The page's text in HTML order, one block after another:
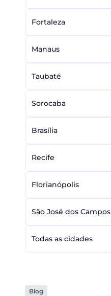
Fortaleza
Manaus
Taubaté
Sorocaba
Brasília
Recife
Florianópolis
São José dos Campos
Todas as cidades
Blog